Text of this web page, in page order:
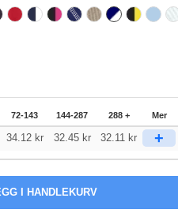
72-143 144-287 288 + Mer
34.12 kr 32.45 kr 32.11 kr +